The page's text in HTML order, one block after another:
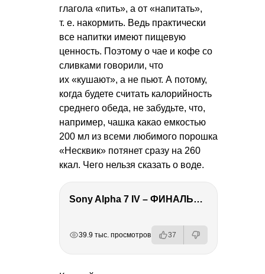
глагола «пить», а от «напитать»,
т. е. накормить. Ведь практически
все напитки имеют пищевую
ценность. Поэтому о чае и кофе со
сливками говорили, что
их «кушают», а не пьют. А потому,
когда будете считать калорийность
среднего обеда, не забудьте, что,
например, чашка какао емкостью
200 мл из всеми любимого порошка
«Несквик» потянет сразу на 260
ккал. Чего нельзя сказать о воде.
Sony Alpha 7 IV – ФИНАЛЬНЫЙ ОБЗОР
39.9 тыс. просмотров 37